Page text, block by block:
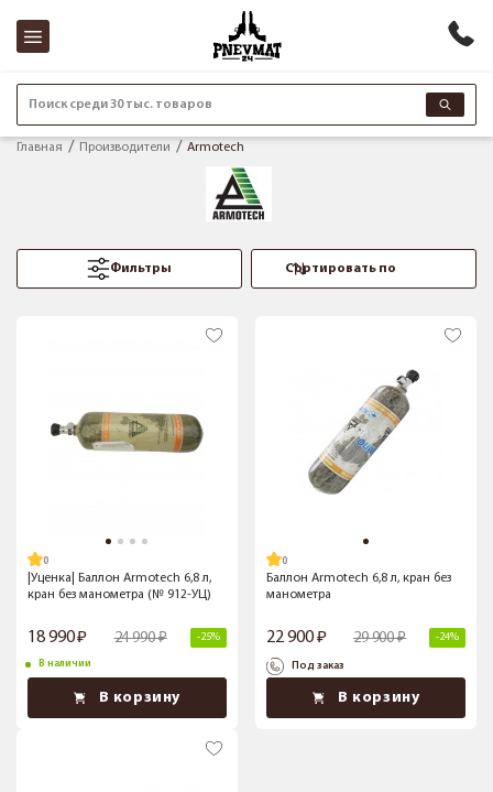
Поиск среди 30 тыс. товаров
Главная Производители Armotech
Фильтры
|Уценка| Баллон Armotech 6,8 л,
кран без манометра (№ 912-УЦ)
18 990 24 990 -25%
В наличии
В корзину
Баллон Armotech 6,8 л, кран без
манометра
22 900 29 900 -24%
Под заказ
В корзину